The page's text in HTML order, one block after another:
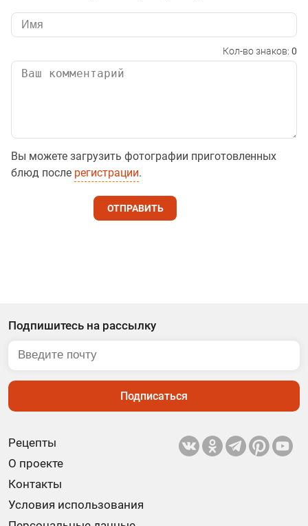
Кол-во знаков: 0
Вы можете загрузить фотографии приготовленных
блюд после регистрации.
ОТПРАВИТЬ
Рецепты
О проекте
Контакты
Условия использования
Подпишитесь на рассылку
Подписаться